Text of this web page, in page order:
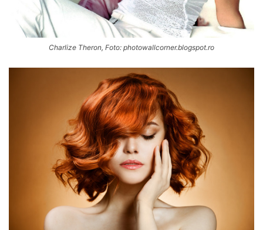
Charlize Theron, Foto: photowallcorner.blogspot.ro